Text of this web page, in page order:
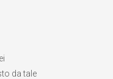
da tale